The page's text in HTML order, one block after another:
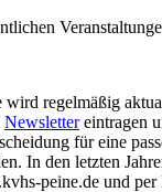
wird regelmäßig
Newslettereintragen
für eine
In den letzten
peine.de und